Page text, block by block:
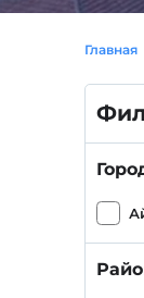
Главная